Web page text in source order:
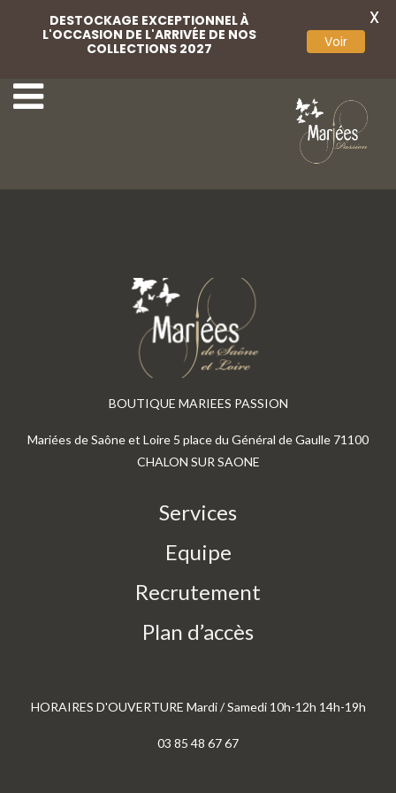
BOUTIQUE MARIEES PASSION
Mariées de Saône et Loire 5 place du Général de Gaulle 71100
CHALON SUR SAONE
Services
Equipe
Recrutement
Plan d’accès
HORAIRES D'OUVERTURE Mardi / Samedi 10h-12h 14h-19h
03 85 48 67 67
DESTOCKAGE EXCEPTIONNEL À
L'OCCASION DE L'ARRIVÉE DE NOS
COLLECTIONS 2027
Voir
X